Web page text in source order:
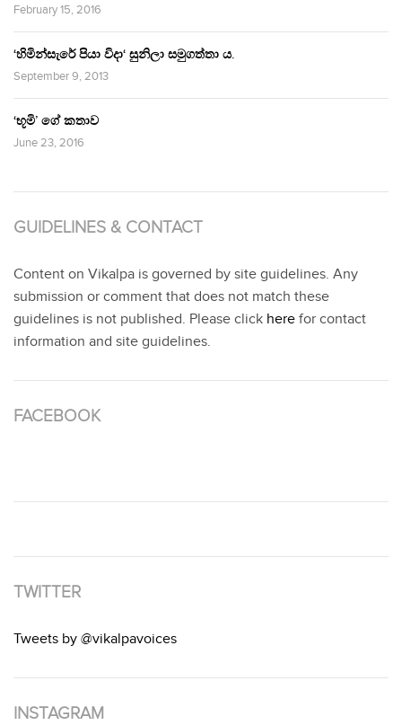
February 15, 2016
‘හිමින්සැරේ පියා විදා‘ සුනිලා සමුගත්තා ය.
September 9, 2013
‘භූමි’ ගේ කතාව
June 23, 2016
GUIDELINES & CONTACT
Content on Vikalpa is governed by site guidelines. Any
submission or comment that does not match these
guidelines is not published. Please click here for contact
information and site guidelines.
FACEBOOK
TWITTER
Tweets by @vikalpavoices
INSTAGRAM